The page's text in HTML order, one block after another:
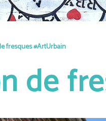
fresques #ArtUrbain
de